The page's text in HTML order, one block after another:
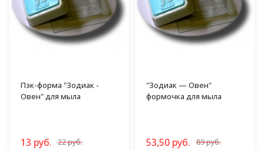
Пэк-форма "Зодиак -
Овен" для мыла
13 руб. 22 руб.
"Зодиак — Овен"
формочка для мыла
53,50 руб. 89 руб.